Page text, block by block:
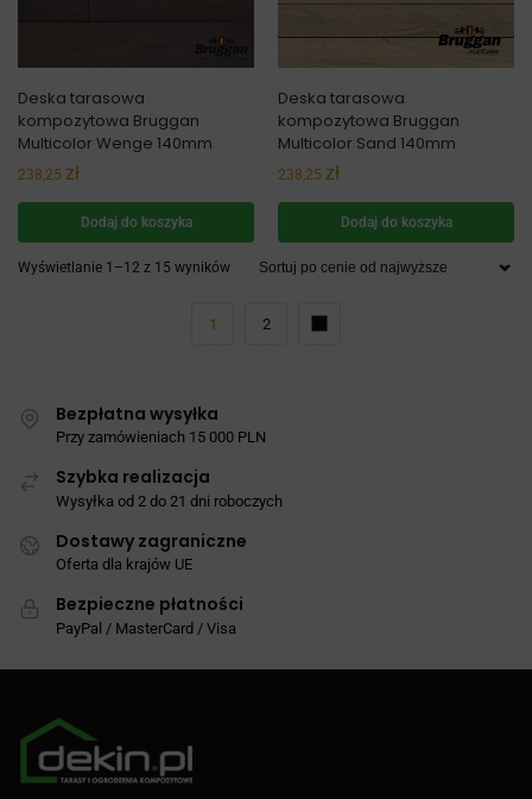
Deska tarasowa
kompozytowa Bruggan
Multicolor Wenge 140mm
238,25 zł
Dodaj do koszyka
Deska tarasowa
kompozytowa Bruggan
Multicolor Sand 140mm
238,25 zł
Dodaj do koszyka
Wyświetlanie 1–12 z 15 wyników
1 2
Bezpłatna wysyłka
Przy zamówieniach 15 000 PLN
Szybka realizacja
Wysyłka od 2 do 21 dni roboczych
Dostawy zagraniczne
Oferta dla krajów UE
Bezpieczne płatności
PayPal / MasterCard / Visa